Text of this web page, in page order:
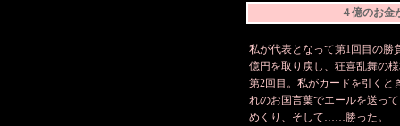
４億のお
私が代表となって第1回目の勝
億円を取り戻し、狂喜乱舞の
第2回目。私がカードを引くと
れのお国言葉でエールを送っ
めくり、そして……勝った。